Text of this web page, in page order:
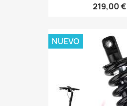
219,00 €
NUEVO